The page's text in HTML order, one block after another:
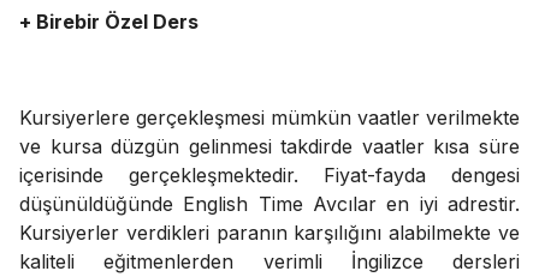
+ Birebir Özel Ders
Kursiyerlere gerçekleşmesi mümkün vaatler verilmekte
ve kursa düzgün gelinmesi takdirde vaatler kısa süre
içerisinde gerçekleşmektedir. Fiyat-fayda dengesi
düşünüldüğünde English Time Avcılar en iyi adrestir.
Kursiyerler verdikleri paranın karşılığını alabilmekte ve
kaliteli eğitmenlerden verimli İngilizce dersleri